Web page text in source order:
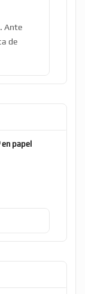
Ante
de
en papel